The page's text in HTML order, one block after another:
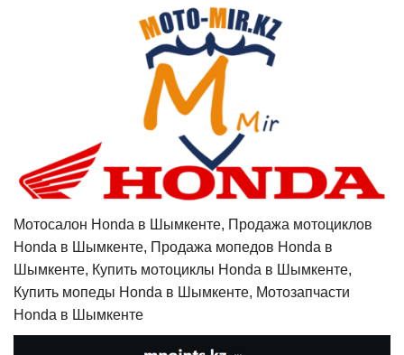
Мотосалон Honda в Шымкенте, Продажа мотоциклов
Honda в Шымкенте, Продажа мопедов Honda в
Шымкенте, Купить мотоциклы Honda в Шымкенте,
Купить мопеды Honda в Шымкенте, Мотозапчасти
Honda в Шымкенте